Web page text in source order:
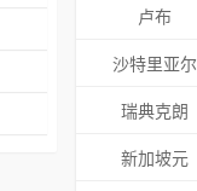
卢布
沙特里亚尔
瑞典克朗
新加坡元